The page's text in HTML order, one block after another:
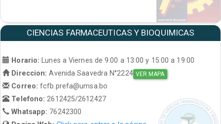
CIENCIAS FARMACEUTICAS Y BIOQUIMICAS
Horario: Lunes a Viernes de 9:00 a 13:00 y 15:00 a 19:00
Direccion: Avenida Saavedra N°2224 VER MAPA
Correo:fcfb.prefa@umsa.bo
Telefono:2612425/2612427
Whatsapp: 76242300